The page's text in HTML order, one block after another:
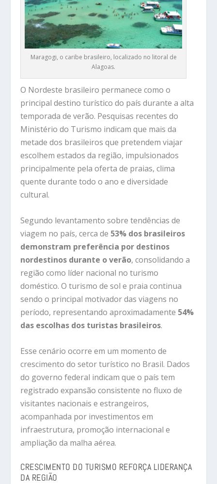
Maragogi, o caribe brasileiro, localizado no litoral de
Alagoas.
O Nordeste brasileiro permanececomoo
principaldestinoturísticodo paísduranteaalta
temporadadeverão. Pesquisas recentesdo
Ministério do Turismo indicamque maisda
metadedos brasileirosque pretendemviajar
escolhemestadosda região, impulsionados
principalmente pelaofertade praias,clima
quentedurantetodooanoediversidade
cultural.
Segundo levantamentosobretendênciasde
viagem no país,cercade 53% dos brasileiros
demonstram preferência por destinos
nordestinos durante overão,consolidandoa
regiãocomo líder nacional noturismo
doméstico.Oturismodesole praiacontinua
sendoo principal motivadordasviagens no
período, representandoaproximadamente 54%
das escolhas dos turistas brasileiros.
Essecenárioocorreem um momentode
crescimentodosetorturístico no Brasil. Dados
do governofederal indicamqueo paístem
registradoexpansãoconsistente nofluxode
visitantes nacionaiseestrangeiros,
acompanhada por investimentosem
infraestrutura, promoção internacionale
ampliaçãoda malhaaérea.
CRESCIMENTO DO TURISMO REFORÇA LIDERANÇA
DA REGIÃO